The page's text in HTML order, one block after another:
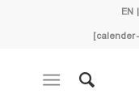
| EN